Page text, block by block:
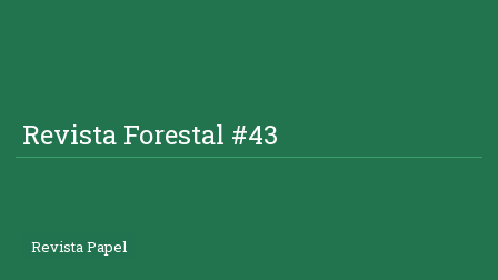
Revista Forestal #43
Revista Papel